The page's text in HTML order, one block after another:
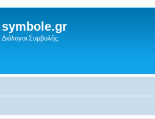
symbole.gr
Διάλογοι Συμβολῆς